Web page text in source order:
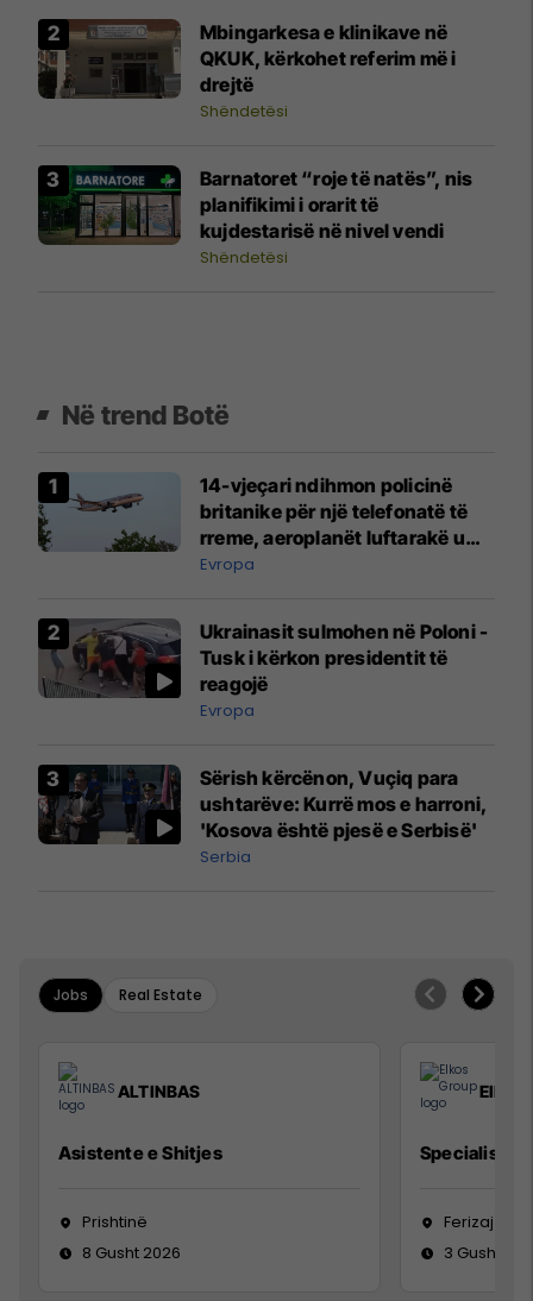
Mbingarkesa e klinikave në
QKUK, kërkohet referim më i
drejtë
Shëndetësi
Barnatoret “roje të natës”, nis
planifikimi i orarit të
kujdestarisë në nivel vendi
Shëndetësi
Në trend Botë
14-vjeçari ndihmon policinë
britanike për një telefonatë të
rreme, aeroplanët luftarakë u
ngritën në ajër për të
Mançesterit
Evropa
Ukrainasit sulmohen në Poloni -
Tusk i kërkon presidentit të
reagojë
Evropa
Sërish kërcënon, Vuçiq para
ushtarëve: Kurrë mos e harroni,
'Kosova është pjesë e Serbisë'
Serbia
Jobs Real Estate
ALTINBAS
Asistente e Shitjes
Prishtinë
8 Gusht 2026
Elkos
Specialist
Ferizaj
3 Gusht